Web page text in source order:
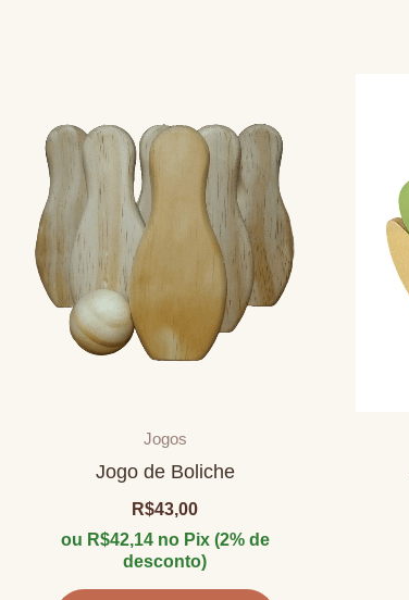
Jogos
Jogo de Boliche
R$43,00
ou R$42,14no Pix (2% de
desconto)